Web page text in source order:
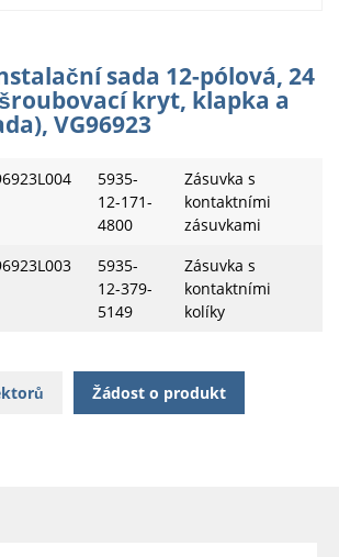
sada 12-pólová, 24
kryt, klapka a
VG96923
5935-
12-171-
4800
Zásuvka s
kontaktními
zásuvkami
5935-
12-379-
5149
Zásuvka s
kontaktními
kolíky
Žádost o produkt